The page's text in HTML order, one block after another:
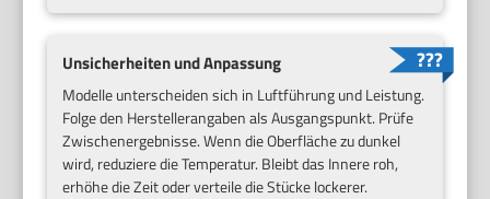
Unsicherheiten und Anpassung
Modelle unterscheiden sich in Luftführung und Leistung.
Folge den Herstellerangaben als Ausgangspunkt. Prüfe
Zwischenergebnisse. Wenn die Oberfläche zu dunkel
wird, reduziere die Temperatur. Bleibt das Innere roh,
erhöhe die Zeit oder verteile die Stücke lockerer.